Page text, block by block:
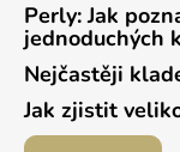
Perly: Jak
jednoduchých
Nejčastěji
Jak zjistit